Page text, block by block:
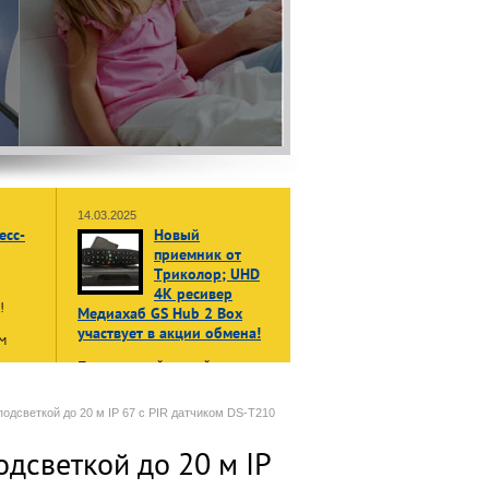
14.03.2025
Новый
приемник от
Триколор; UHD
4K ресивер
Медиахаб GS Hub 2 Box
участвует в акции обмена!
Принеси свой старый, даже не
приемник Триколор Медиахаб
UHD
до 20 м IP 67 с PIR датчиком DS-T210
до 20 м IP